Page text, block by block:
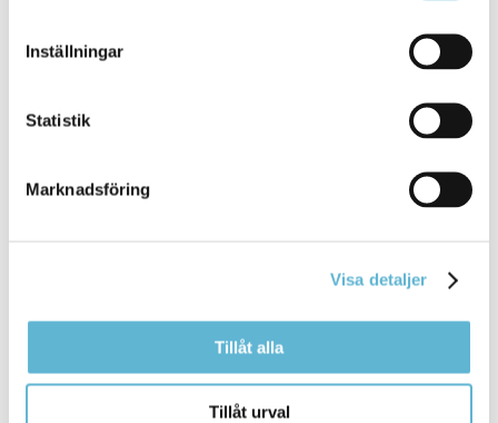
Inställningar
Statistik
Marknadsföring
Visa detaljer
Tillåt alla
Tillåt urval
4 August 2021
Alvikenskolans
finns ... Registrering av schema Vårdnadshavare
med barn ifritidshem
ska löpande registrera aktuella
kontaktperson